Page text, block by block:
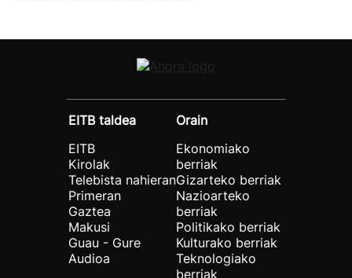
EITB taldea
EITB
Kirolak
Telebista nahieran
Primeran
Gaztea
Makusi
Guau - Gure
Audioa
Orain
Ekonomiako
berriak
Gizarteko berriak
Nazioarteko
berriak
Politikako berriak
Kulturako berriak
Teknologiako
berriak